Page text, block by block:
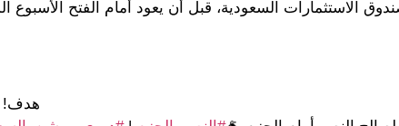
الاستثمارات السعودية، قبل أن يعود أمام الفتح الأسبوع
هدف!